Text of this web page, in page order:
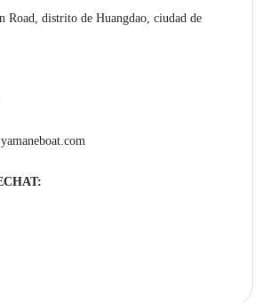
Road, distrito de Huangdao, ciudad de